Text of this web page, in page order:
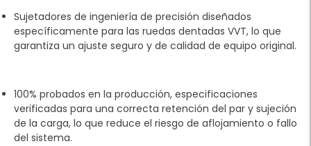
Sujetadores de ingeniería de precisión diseñados
específicamente para las ruedas dentadas VVT, lo que
garantiza un ajuste seguro y de calidad de equipo original.
100% probados en la producción, especificaciones
verificadas para una correcta retención del par y sujeción
de la carga, lo que reduce el riesgo de aflojamiento o fallo
del sistema.